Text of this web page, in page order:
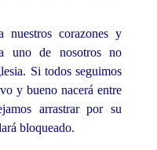
nuestros corazones y
uno de nosotros no
Si todos seguimos
y bueno nacerá entre
arrastrar por su
bloqueado.